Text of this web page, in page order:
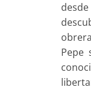
Pepe